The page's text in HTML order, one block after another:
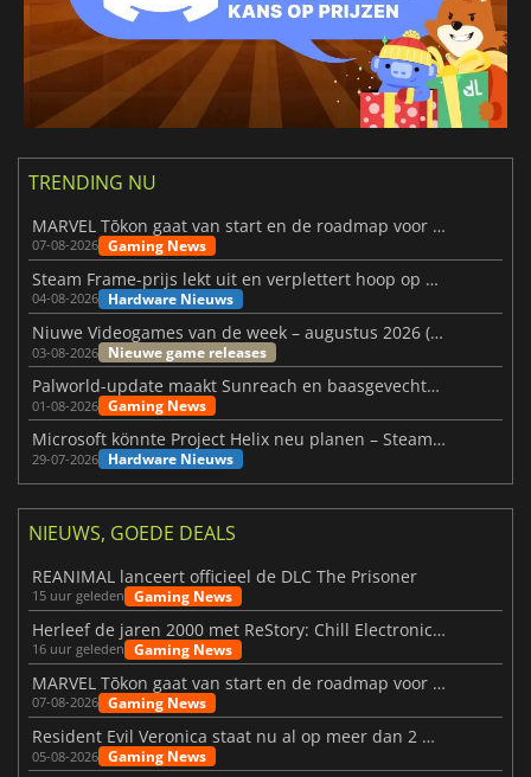
TRENDING NU
MARVEL Tōkon gaat van start en de roadmap voor jaar 1 is bekendgemaakt
07-08-2026 Gaming News
Steam Frame-prijs lekt uit en verplettert hoop op betaalbare VR
04-08-2026 Hardware Nieuws
Niuwe Videogames van de week – augustus 2026 (week 32)
03-08-2026 Nieuwe game releases
Palworld-update maakt Sunreach en baasgevechten stabieler
01-08-2026 Gaming News
Microsoft könnte Project Helix neu planen – Steam-Support wackelt
29-07-2026 Hardware Nieuws
NIEUWS, GOEDE DEALS
REANIMAL lanceert officieel de DLC The Prisoner
15 uur geleden Gaming News
Herleef de jaren 2000 met ReStory: Chill Electronics Repairs
16 uur geleden Gaming News
MARVEL Tōkon gaat van start en de roadmap voor jaar 1 is bekendgemaakt
07-08-2026 Gaming News
Resident Evil Veronica staat nu al op meer dan 2 miljoen verlanglijstjes
05-08-2026 Gaming News